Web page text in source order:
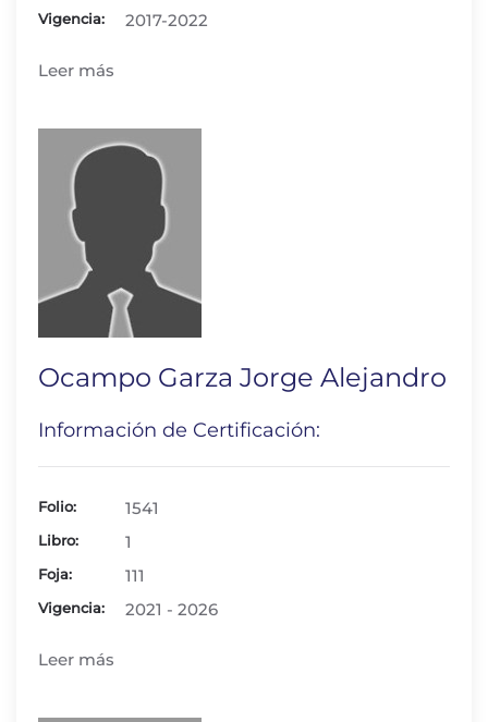
Vigencia: 2017-2022
Leer más
Ocampo Garza Jorge Alejandro
Información de Certificación:
Folio: 1541
Libro: 1
Foja: 111
Vigencia: 2021 - 2026
Leer más